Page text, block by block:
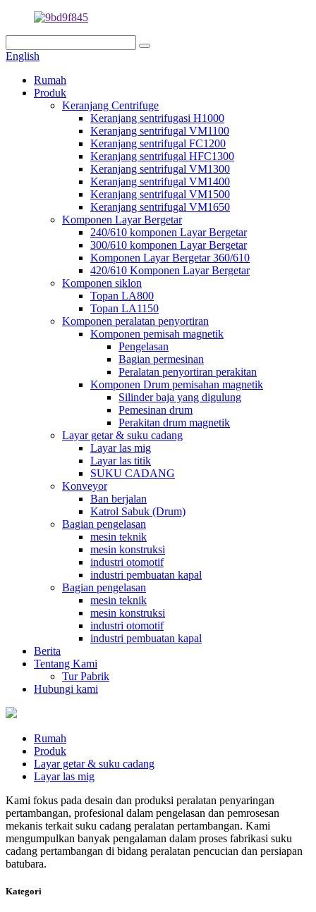
English
Rumah
Produk
Keranjang Centrifuge
Keranjang sentrifugasi H1000
Keranjang sentrifugal VM1100
Keranjang sentrifugal FC1200
Keranjang sentrifugal HFC1300
Keranjang sentrifugal VM1300
Keranjang sentrifugal VM1400
Keranjang sentrifugal VM1500
Keranjang sentrifugal VM1650
Komponen Layar Bergetar
240/610 komponen Layar Bergetar
300/610 komponen Layar Bergetar
Komponen Layar Bergetar 360/610
420/610 Komponen Layar Bergetar
Komponen siklon
Topan LA800
Topan LA1150
Komponen peralatan penyortiran
Komponen pemisah magnetik
Pengelasan
Bagian permesinan
Peralatan penyortiran perakitan
Komponen Drum pemisahan magnetik
Silinder baja yang digulung
Pemesinan drum
Perakitan drum magnetik
Layar getar & suku cadang
Layar las mig
Layar las titik
SUKU CADANG
Konveyor
Ban berjalan
Katrol Sabuk (Drum)
Bagian pengelasan
mesin teknik
mesin konstruksi
industri otomotif
industri pembuatan kapal
Bagian pengelasan
mesin teknik
mesin konstruksi
industri otomotif
industri pembuatan kapal
Berita
Tentang Kami
Tur Pabrik
Hubungi kami
Rumah
Produk
Layar getar & suku cadang
Layar las mig
Kami fokus pada desain dan produksi peralatan penyaringan
pertambangan, profesional dalam pengelasan dan pemrosesan
mekanis terkait suku cadang peralatan pertambangan. Kami
mengumpulkan banyak pengalaman dalam proses fabrikasi suku
cadang pertambangan di bidang peralatan pencucian dan persiapan
batubara.
Kategori